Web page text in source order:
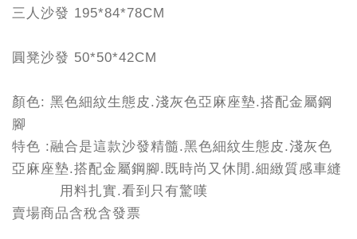
三人沙發 195*84*78CM
圓凳沙發 50*50*42CM
顏色: 黑色細紋生態皮.淺灰色亞麻座墊.搭配金屬鋼
腳
特色 :融合是這款沙發精髓.黑色細紋生態皮.淺灰色
亞麻座墊.搭配金屬鋼腳.既時尚又休閒.細緻質感車縫
用料扎實.看到只有驚嘆
賣場商品含稅含發票